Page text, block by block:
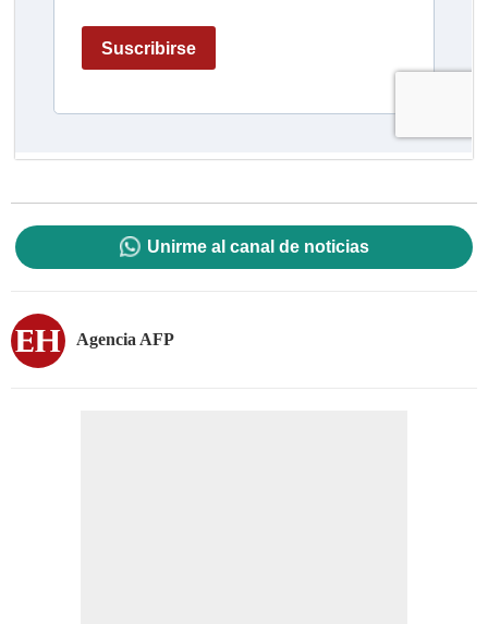
Unirme al canal de noticias
Agencia AFP